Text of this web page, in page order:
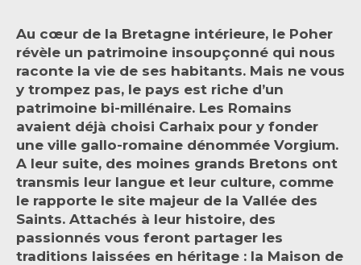
Au cœur de la Bretagne intérieure, le Poher
révèle un patrimoine insoupçonné qui nous
raconte la vie de ses habitants. Mais ne vous
y trompez pas, le pays est riche d’un
patrimoine bi-millénaire. Les Romains
avaient déjà choisi Carhaix pour y fonder
une ville gallo-romaine dénommée Vorgium.
A leur suite, des moines grands Bretons ont
transmis leur langue et leur culture, comme
le rapporte le site majeur de la Vallée des
Saints. Attachés à leur histoire, des
passionnés vous feront partager les
traditions laissées en héritage : la Maison de